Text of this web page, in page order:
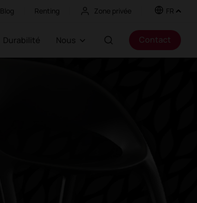
Blog Renting Zone privée FR
Durabilité Nous Contact